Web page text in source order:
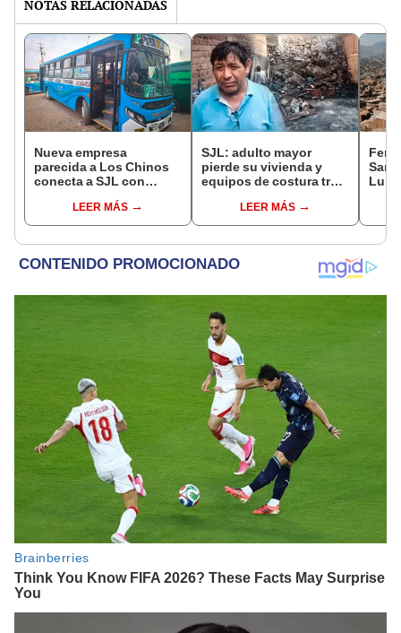
NOTAS RELACIONADAS
Nueva empresa
parecida a Los Chinos
conecta a SJL con
S/5: ¿cuál es su ruta?
LEER MÁS
SJL: adulto mayor
pierde su vivienda y
equipos de costura tras
LEER MÁS
San